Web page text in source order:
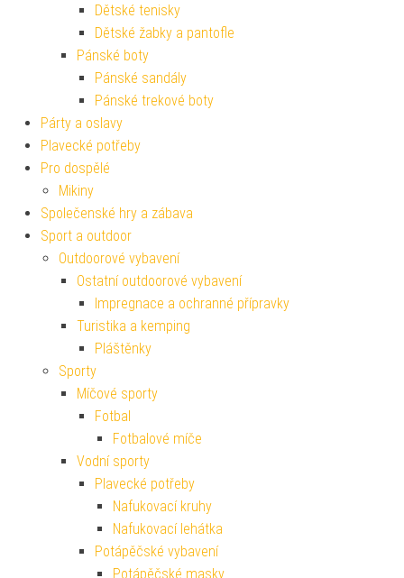
Dětské tenisky
Dětské žabky a pantofle
Pánské boty
Pánské sandály
Pánské trekové boty
Párty a oslavy
Plavecké potřeby
Pro dospělé
Mikiny
Společenské hry a zábava
Sport a outdoor
Outdoorové vybavení
Ostatní outdoorové vybavení
Impregnace a ochranné přípravky
Turistika a kemping
Pláštěnky
Sporty
Míčové sporty
Fotbal
Fotbalové míče
Vodní sporty
Plavecké potřeby
Nafukovací kruhy
Nafukovací lehátka
Potápěčské vybavení
Potápěčské masky